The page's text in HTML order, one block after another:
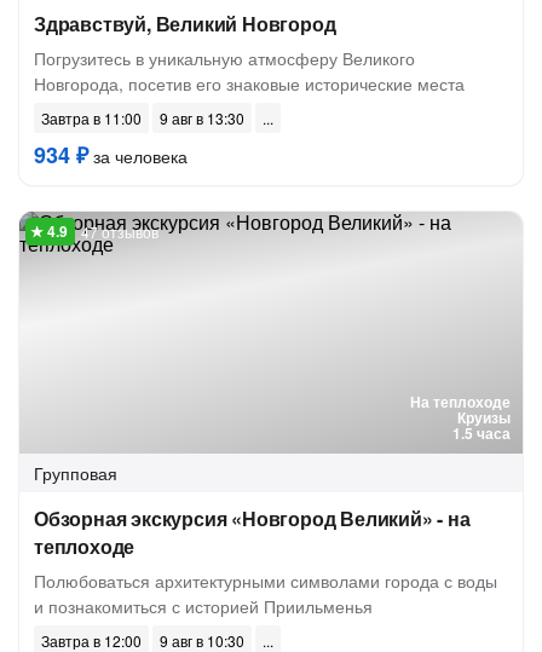
Здравствуй, Великий Новгород
Погрузитесь в уникальную атмосферу Великого
Новгорода, посетив его знаковые исторические места
Завтра в 11:00 9 авг в 13:30
934 ₽за человека
На теплоходе
Круизы
1.5 часа
47 отзывов
Групповая
Обзорная экскурсия «Новгород Великий» - на
теплоходе
Полюбоваться архитектурными символами города с воды
и познакомиться с историей Приильменья
Завтра в 12:00 9 авг в 10:30